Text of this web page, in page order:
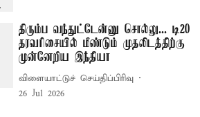
திரும்ப வந்துட்டேன்னு சொல்லு... டி20
தரவரிசையில் மீண்டும் முதலிடத்திற்கு
முன்னேறிய இந்தியா
விளையாட்டுச் செய்திப்பிரிவு
26 Jul 2026